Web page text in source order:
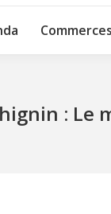
Commerces
: Le